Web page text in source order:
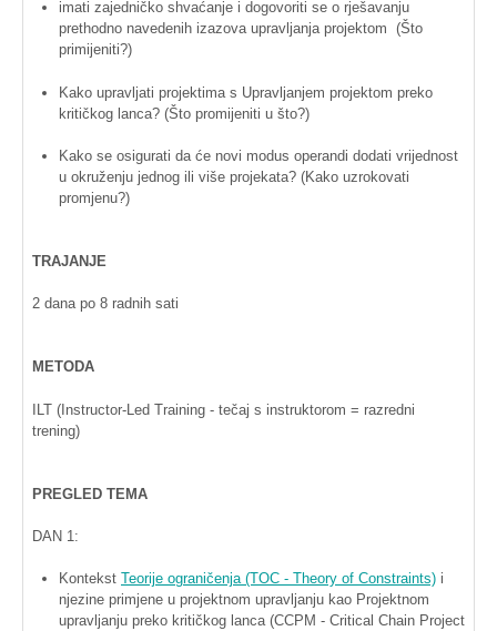
imati zajedničko shvaćanje i dogovoriti se o rješavanju
prethodno navedenih izazova upravljanja projektom (Što
primijeniti?)
Kako upravljati projektima s Upravljanjem projektom preko
kritičkog lanca? (Što promijeniti u što?)
Kako se osigurati da će novi modus operandi dodati vrijednost
u okruženju jednog ili više projekata? (Kako uzrokovati
promjenu?)
TRAJANJE
2 dana po 8 radnih sati
METODA
ILT (Instructor-Led Training - tečaj s instruktorom = razredni
trening)
PREGLED TEMA
DAN 1:
Kontekst Teorije ograničenja (TOC - Theory of Constraints) i
njezine primjene u projektnom upravljanju kao Projektnom
upravljanju preko kritičkog lanca (CCPM - Critical Chain Project